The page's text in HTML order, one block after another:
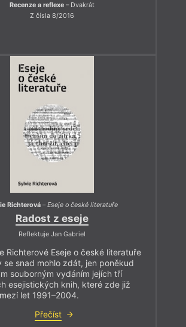
Recenze a reflexe – Dvakrát
Z čísla 8/2016
Richterová–Eseje o české literatuře
Radost z eseje
Reflektuje Jan Gabriel
Richterové Eseje o české literatuře
se snad mohlo zdát, jen poněkud
souborným vydáním jejích tří
esejistických knih, které zde již
let 1991–2004.
Přečíst